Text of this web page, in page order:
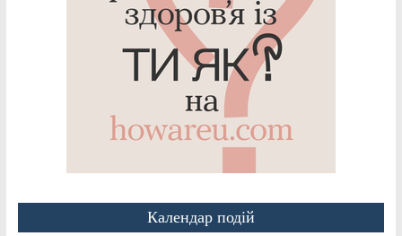
Календар подій